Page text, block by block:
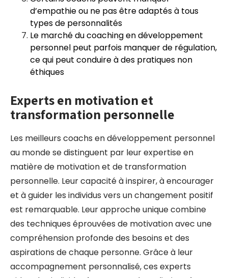
d’empathie ou ne pas être adaptés à tous
types de personnalités
Le marché du coaching en développement
personnel peut parfois manquer de régulation,
ce qui peut conduire à des pratiques non
éthiques
Experts en motivation et
transformation personnelle
Les meilleurs coachs en développement personnel
au monde se distinguent par leur expertise en
matière de motivation et de transformation
personnelle. Leur capacité à inspirer, à encourager
et à guider les individus vers un changement positif
est remarquable. Leur approche unique combine
des techniques éprouvées de motivation avec une
compréhension profonde des besoins et des
aspirations de chaque personne. Grâce à leur
accompagnement personnalisé, ces experts